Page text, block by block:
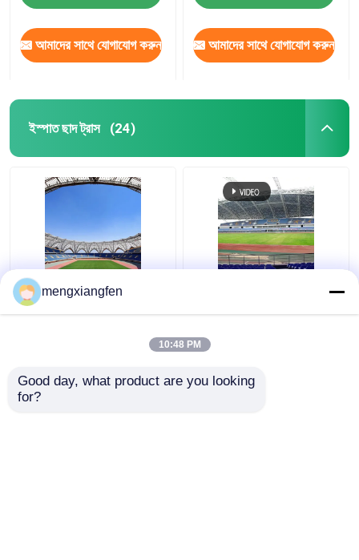
আমাদের সাথে যোগাযোগ করুন আমাদের সাথে যোগাযোগ করুন
ইস্পাত ছাদ ট্রাস (24)
Q235 বাঁকা ইস্পাত ছাদ ট্রাস
ঢেউতোলা ধাতু ছাদ trusses
mengxiangfen
10:48 PM
Good day, what product are you looking
for?